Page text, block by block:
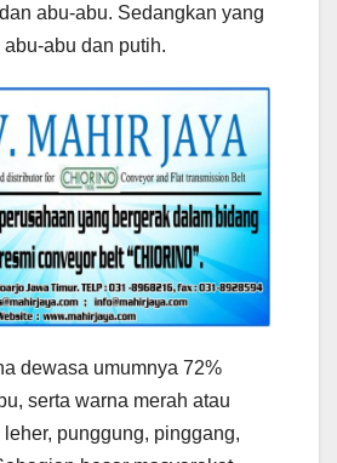
abu-abu. Sedangkan yang
abu dan putih.
dewasa umumnya 72%
serta warna merah atau
punggung, pinggang,